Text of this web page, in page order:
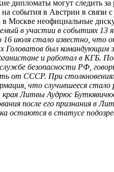
могут следить
события в Австрии в
Москве неофициальные
в участии в событиях
июля стало известно, что
был
и работал в КГБ.
безопасности РФ,
от СССР. При
что случившееся
Литвы Аудрюс
после его признания в
остаются в статусе